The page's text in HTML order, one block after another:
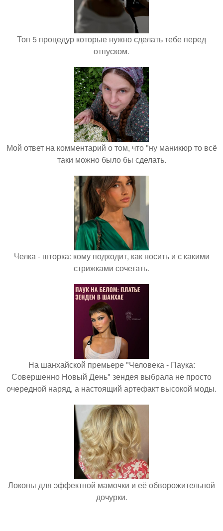
Топ 5 процедур которые нужно сделать тебе перед
отпуском.
Мой ответ на комментарий о том, что "ну маникюр то всё
таки можно было бы сделать.
Челка - шторка: кому подходит, как носить и с какими
стрижками сочетать.
На шанхайской премьере "Человека - Паука:
Совершенно Новый День" зендея выбрала не просто
очередной наряд, а настоящий артефакт высокой моды.
Локоны для эффектной мамочки и её обворожительной
дочурки.